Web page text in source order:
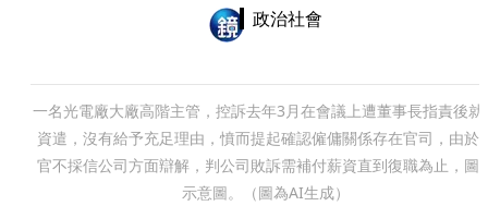
政治社會
一名光電廠大廠高階主管，控訴去年3月在會議上遭董事長指責後就
資遣，沒有給予充足理由，憤而提起確認僱傭關係存在官司，由於
官不採信公司方面辯解，判公司敗訴需補付薪資直到復職為止，圖
示意圖。（圖為AI生成）